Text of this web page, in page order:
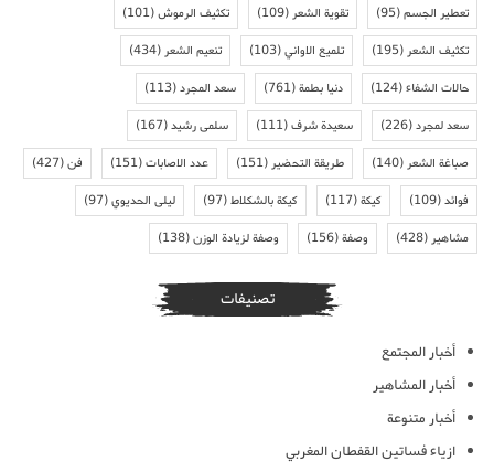
تعطير الجسم(95) تقوية الشعر(109) تكثيف الرموش(101)
تكثيف الشعر(195) تلميع الاواني(103) تنعيم الشعر(434)
حالات الشفاء(124) دنيا بطمة(761) سعد المجرد(113)
سعد لمجرد(226) سعيدة شرف(111) سلمى رشيد(167)
صباغة الشعر(140) طريقة التحضير(151) عدد الاصابات(151) فن(427)
فوائد(109) كيكة(117) كيكة بالشكلاط(97) ليلى الحديوي(97)
مشاهير(428) وصفة(156) وصفة لزيادة الوزن(138)
تصنيفات
أخبار المجتمع
أخبار المشاهير
أخبار متنوعة
ازياء فساتين القفطان المغربي